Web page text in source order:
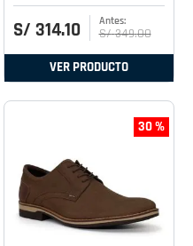
S/ 314.10 S/ 349.00
VER PRODUCTO
30 %